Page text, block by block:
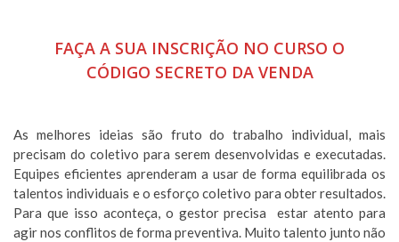
FAÇA A SUA INSCRIÇÃO NO CURSO O
CÓDIGO SECRETO DA VENDA
As melhores ideias são fruto do trabalho individual, mais
precisam do coletivo para serem desenvolvidas e executadas.
Equipes eficientes aprenderam a usar de forma equilibrada os
talentos individuais e o esforço coletivo para obter resultados.
Para que isso aconteça, o gestor precisa estar atento para
agir nos conflitos de forma preventiva. Muito talento junto não